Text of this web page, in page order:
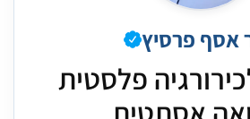
אסף פרסיץ
פלסטית